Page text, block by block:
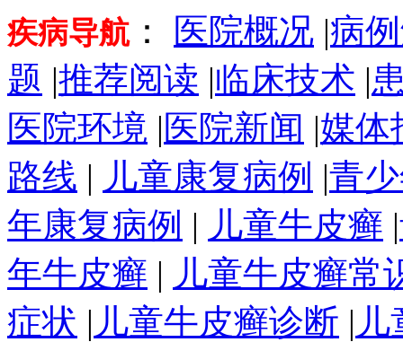
疾病导航： 医院概况 |病
题 |推荐阅读 |临床技术 |
医院环境 |医院新闻 |媒体
路线 | 儿童康复病例 |青
年康复病例 | 儿童牛皮癣 |
年牛皮癣 | 儿童牛皮癣常
症状 | 儿童牛皮癣诊断 |